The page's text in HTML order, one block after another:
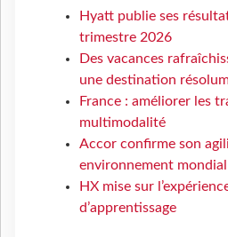
Hyatt publie ses
trimestre 2026
Des vacances
une destination
France : améliorer les
multimodalité
Accor confirme son
environnement
HX mise sur
d’apprentissage